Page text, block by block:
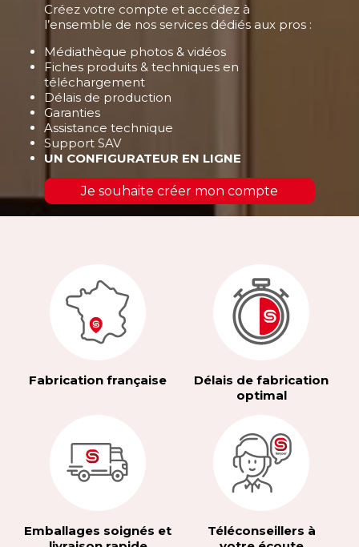
Créez votre compte et accédez à
l’ensemble de nos services dédiés aux pros :
Médiathèque photos & vidéos
Fiches produits & techniques en
téléchargement
Délais de production
Garanties
Assistance technique
Support SAV
UN CONFIGURATEUR EN LIGNE
Je souhaite créer mon compte
Fabrication française
Délais de fabrication
optimal
Emballages soignés et
Téléconseillers à